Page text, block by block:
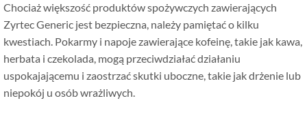
Chociaż większość produktów spożywczych zawierających
Zyrtec Generic jest bezpieczna, należy pamiętać o kilku
kwestiach. Pokarmy i napoje zawierające kofeinę, takie jak kawa,
herbata i czekolada, mogą przeciwdziałać działaniu
uspokajającemu i zaostrzać skutki uboczne, takie jak drżenie lub
niepokój u osób wrażliwych.